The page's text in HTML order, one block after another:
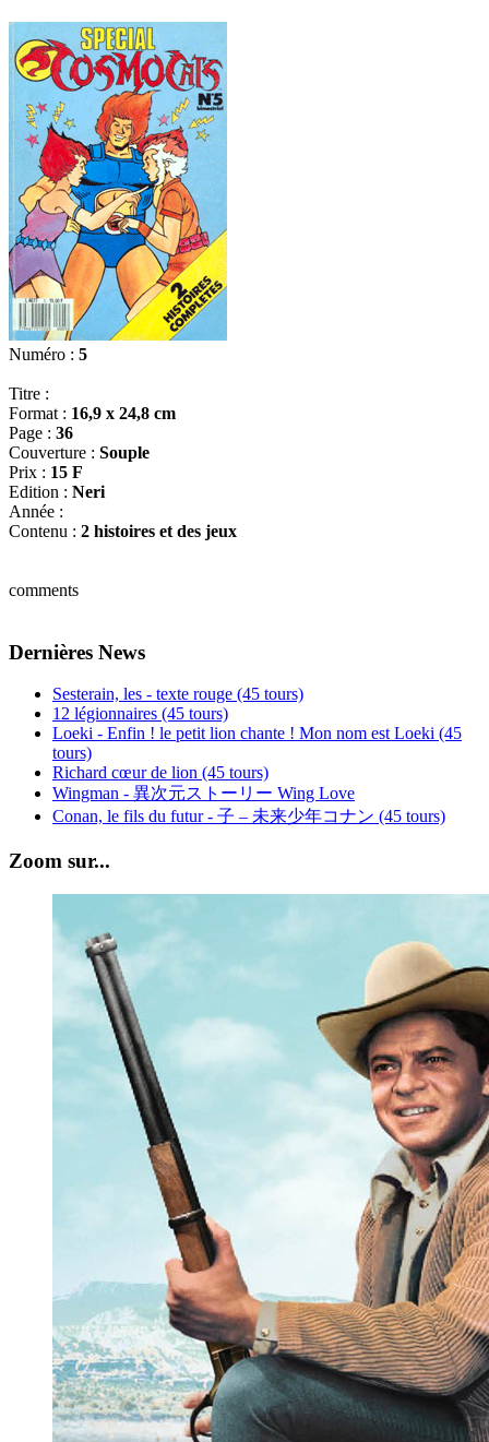
Numéro : 5
Titre :
Format : 16,9 x 24,8 cm
Page : 36
Couverture : Souple
Prix : 15 F
Edition : Neri
Année :
Contenu : 2 histoires et des jeux
comments
Dernières News
Sesterain, les - texte rouge (45 tours)
12 légionnaires (45 tours)
Loeki - Enfin ! le petit lion chante ! Mon nom est Loeki (45
tours)
Richard cœur de lion (45 tours)
Wingman - 異次元ストーリー Wing Love
Conan, le fils du futur - 子 – 未来少年コナン (45 tours)
Zoom sur...